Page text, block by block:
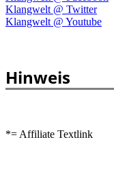
Klangwelt @ Twitter
Klangwelt @ Youtube
Hinweis
*= Affiliate Textlink